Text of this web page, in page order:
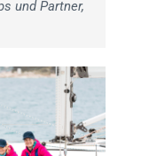
und Partner,